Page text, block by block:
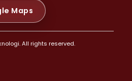
>
Hilir >
Selatan >
>
Maps
All rights reserved.